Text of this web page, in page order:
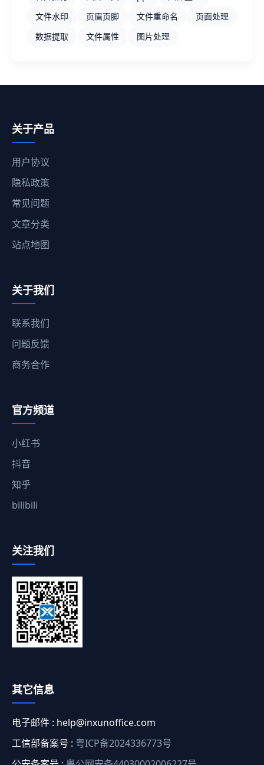
文件水印
页眉页脚 文件重命名
页面处理
数据提取
文件属性 图片处理
关于产品
用户协议
隐私政策
常见问题
文章分类
站点地图
关于我们
联系我们
问题反馈
商务合作
官方频道
小红书
抖音
知乎
bilibili
关注我们
其它信息
电子邮件 : help@inxunoffice.com
工信部备案号 : 粤ICP备2024336773号